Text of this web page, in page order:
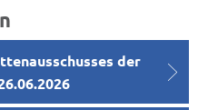
der